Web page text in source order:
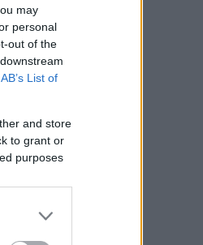
may
personal
out of the
List of
and store
to grant or
purposes